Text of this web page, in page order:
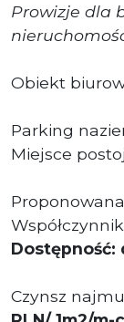
Prowizje dla
Obiekt
Parking
Miejsce
Dostępność:
Czynsz